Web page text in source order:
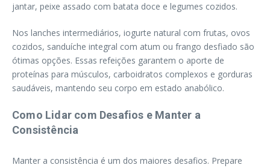
jantar, peixe assado com batata doce e legumes cozidos.
Nos lanches intermediários, iogurte natural com frutas, ovos
cozidos, sanduíche integral com atum ou frango desfiado são
ótimas opções. Essas refeições garantem o aporte de
proteínas para músculos, carboidratos complexos e gorduras
saudáveis, mantendo seu corpo em estado anabólico.
Como Lidar com Desafios e Manter a
Consistência
Manter a consistência é um dos maiores desafios. Prepare